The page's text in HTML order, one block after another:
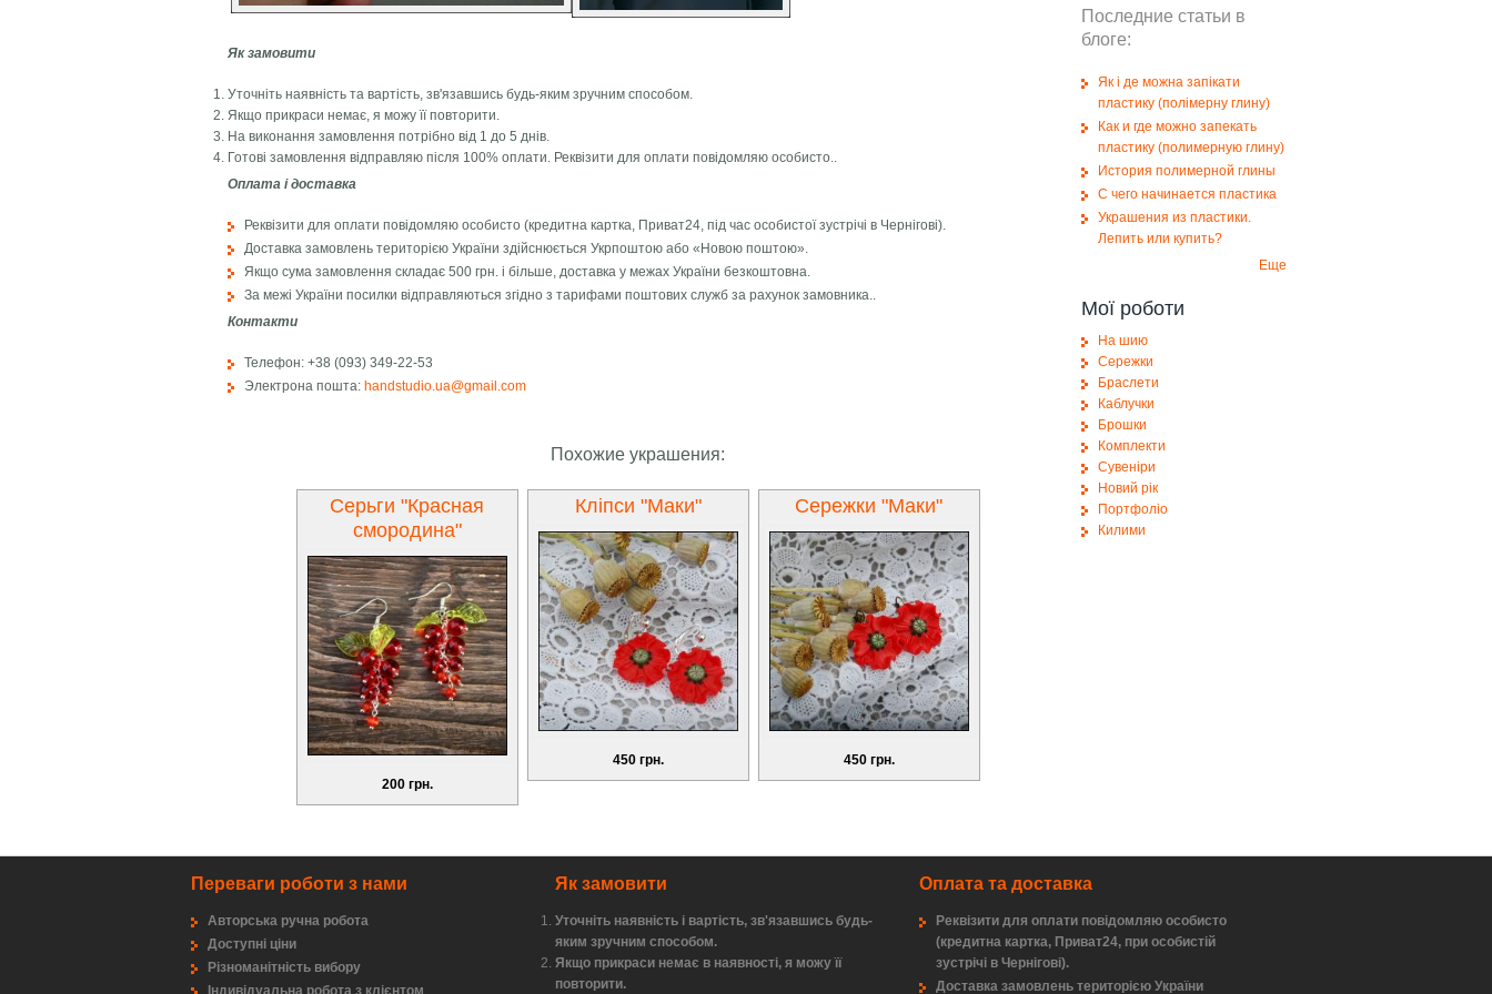
Як замовити
Уточніть наявність та вартість, зв'язавшись будь-яким зручним способом.
Якщо прикраси немає, я можу її повторити.
На виконання замовлення потрібно від 1 до 5 днів.
Готові замовлення відправляю після 100% оплати. Реквізити для оплати повідомляю особисто..
Оплата і доставка
Реквізити для оплати повідомляю особисто (кредитна картка, Приват24, під час особистої зустрічі в Чернігові).
Доставка замовлень територією України здійснюється Укрпоштою або «Новою поштою».
Якщо сума замовлення складає 500 грн. і більше, доставка у межах України безкоштовна.
За межі України посилки відправляються згідно з тарифами поштових служб за рахунок замовника..
Контакти
Телефон: +38 (093) 349-22-53
Электрона пошта:handstudio.ua@gmail.com
Похожие украшения:
Серьги "Красная
смородина"
200 грн.
Кліпси "Маки"
450 грн.
Сережки "Маки"
450 грн.
Последние статьи в
блоге:
Як і де можна запікати
пластику (полімерну глину)
Как и где можно запекать
пластику (полимерную глину)
История полимерной глины
С чего начинается пластика
Украшения из пластики.
Лепить или купить?
Еще
Мої роботи
На шию
Сережки
Браслети
Каблучки
Брошки
Комплекти
Сувеніри
Новий рік
Портфоліо
Килими
Переваги роботи з нами
Авторська ручна робота
Доступні ціни
Різноманітність вибору
Як замовити
Уточніть наявність і вартість, зв'язавшись будь-
яким зручним способом.
Якщо прикраси немає в наявності, я можу її
повторити.
Оплата та доставка
Реквізити для оплати повідомляю особисто
(кредитна картка, Приват24, при особистій
зустрічі в Чернігові).
Доставка замовлень територією України